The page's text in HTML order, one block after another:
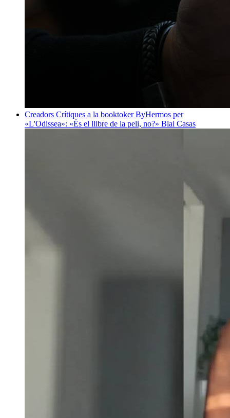
Creadors Crítiques a la booktoker ByHermos per
«L'Odissea»: «És el llibre de la peli, no?» Blai Casas